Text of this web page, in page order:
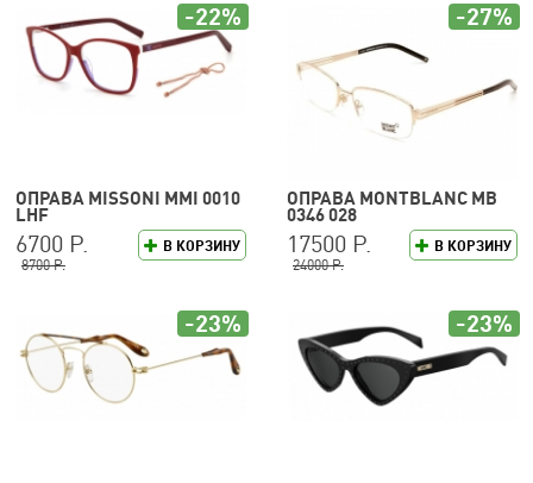
ОПРАВА MISSONI MMI 0010
LHF
В КОРЗИНУ
6700 Р.
8700 Р.
-22%
ОПРАВА MONTBLANC MB
0346 028
В КОРЗИНУ
17500 Р.
24000 Р.
-27%
-23% -23%